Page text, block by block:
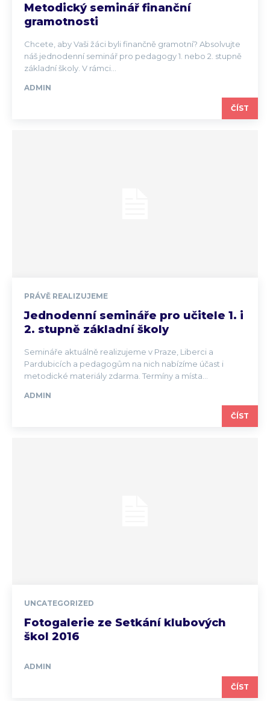
Metodický seminář finanční
gramotnosti
Chcete, aby Vaši žáci byli finančně gramotní? Absolvujte
náš jednodenní seminář pro pedagogy 1. nebo 2. stupně
základní školy. V rámci...
ADMIN
ČÍST
PRÁVĚ REALIZUJEME
Jednodenní semináře pro učitele 1. i
2. stupně základní školy
Semináře aktuálně realizujeme v Praze, Liberci a
Pardubicích a pedagogům na nich nabízíme účast i
metodické materiály zdarma. Termíny a místa...
ADMIN
ČÍST
UNCATEGORIZED
Fotogalerie ze Setkání klubových
škol 2016
ADMIN
ČÍST